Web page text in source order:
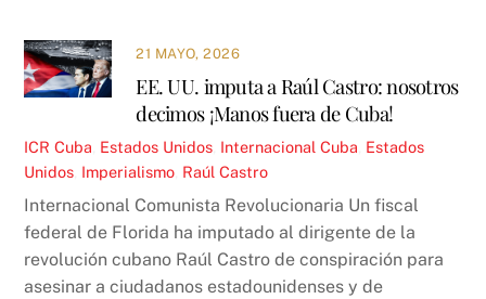
21 MAYO, 2026
EE. UU. imputa a Raúl Castro: nosotros
decimos ¡Manos fuera de Cuba!
ICR Cuba Estados Unidos Internacional Cuba Estados
Unidos Imperialismo Raúl Castro
Internacional Comunista Revolucionaria Un fiscal
federal de Florida ha imputado al dirigente de la
revolución cubano Raúl Castro de conspiración para
asesinar a ciudadanos estadounidenses y de